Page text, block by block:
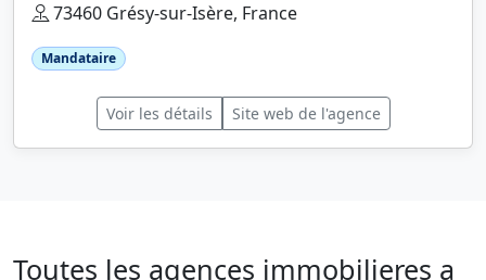
73460 Grésy-sur-Isère, France
Mandataire
Voir les détails Site web de l'agence
Toutes les agences immobilieres a